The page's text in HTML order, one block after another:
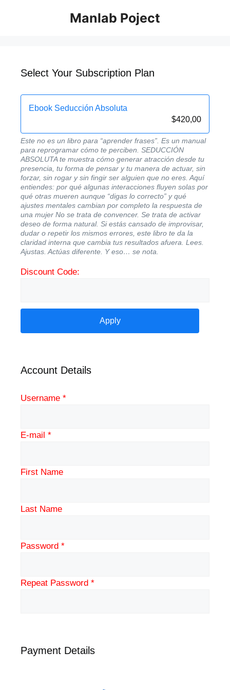
Manlab Poject
Select Your Subscription Plan
Ebook Seducción Absoluta
$420,00
Este no es un libro para “aprender frases”. Es un manual
para reprogramar cómo te perciben. SEDUCCIÓN
ABSOLUTA te muestra cómo generar atracción desde tu
presencia, tu forma de pensar y tu manera de actuar, sin
forzar, sin rogar y sin fingir ser alguien que no eres. Aquí
entiendes: por qué algunas interacciones fluyen solas por
qué otras mueren aunque “digas lo correcto” y qué
ajustes mentales cambian por completo la respuesta de
una mujer No se trata de convencer. Se trata de activar
deseo de forma natural. Si estás cansado de improvisar,
dudar o repetir los mismos errores, este libro te da la
claridad interna que cambia tus resultados afuera. Lees.
Ajustas. Actúas diferente. Y eso… se nota.
Discount Code:
Account Details
Username *
E-mail *
First Name
Last Name
Password *
Repeat Password *
Payment Details